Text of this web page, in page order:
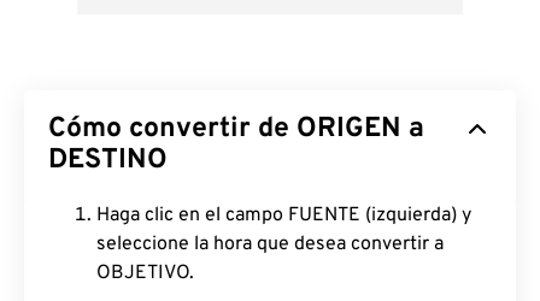
Cómo convertir de ORIGEN a
DESTINO
Haga clic en el campo FUENTE (izquierda) y
seleccione la hora que desea convertir a
OBJETIVO.